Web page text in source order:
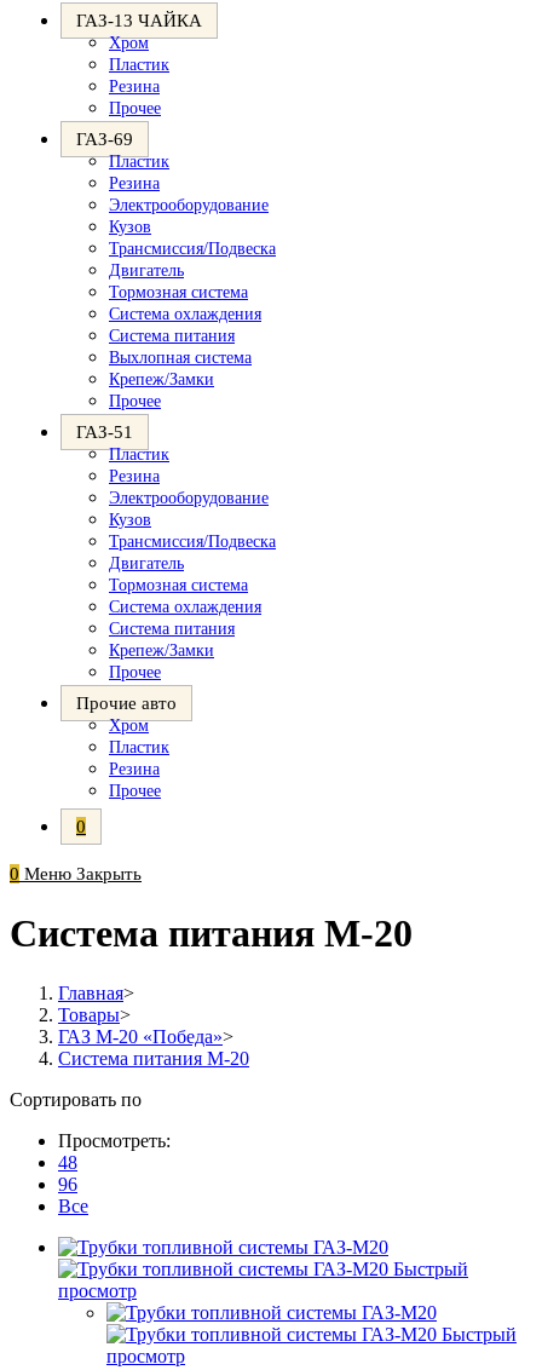
ГАЗ-13 ЧАЙКА
Хром
Пластик
Резина
Прочее
ГАЗ-69
Пластик
Резина
Электрооборудование
Кузов
Трансмиссия/Подвеска
Двигатель
Тормозная система
Система охлаждения
Система питания
Выхлопная система
Крепеж/Замки
Прочее
ГАЗ-51
Пластик
Резина
Электрооборудование
Кузов
Трансмиссия/Подвеска
Двигатель
Тормозная система
Система охлаждения
Система питания
Крепеж/Замки
Прочее
Прочие авто
Хром
Пластик
Резина
Прочее
0
0 Меню Закрыть
Система питания М-20
Главная>
Товары>
ГАЗ М-20 «Победа»>
Система питания М-20
Сортировать по
Просмотреть:
48
96
Все
Быстрый
просмотр
Быстрый
просмотр